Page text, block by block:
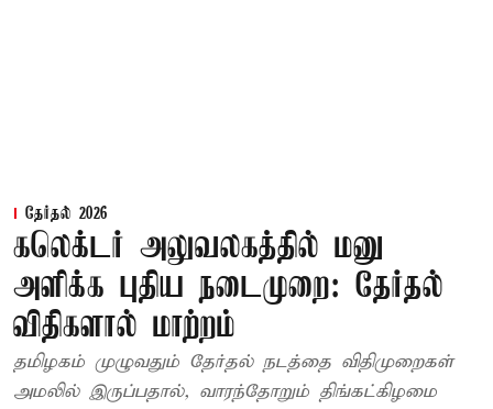
தேர்தல் 2026
கலெக்டர் அலுவலகத்தில் மனு
அளிக்க புதிய நடைமுறை: தேர்தல்
விதிகளால் மாற்றம்
தமிழகம் முழுவதும் தேர்தல் நடத்தை விதிமுறைகள்
அமலில் இருப்பதால், வாரந்தோறும் திங்கட்கிழமை